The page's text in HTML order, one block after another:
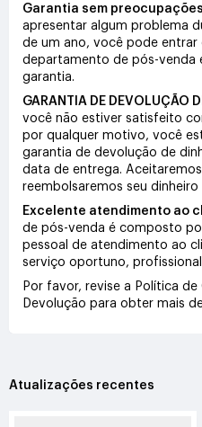
Garantia sem preocupações
apresentar algum problema
de um ano, você pode
departamento de pós-venda
garantia.
GARANTIA DE DEVOLUÇÃO
você não estiver satisfeito
por qualquer motivo, você
garantia de devolução de
data de entrega.
reembolsaremos seu
Excelente atendimento ao
de pós-venda é composto
pessoal de atendimento ao
serviço oportuno,
Por favor, revise a Política
Devolução para obter mais
Atualizações recentes